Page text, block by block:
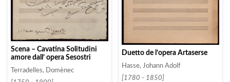
Scena – Cavatina Solitudini
amore dall’ opera Sesostri
Terradelles, Domènec
Duetto de l’opera Artaserse
Hasse, Johann Adolf
[1780 - 1850]